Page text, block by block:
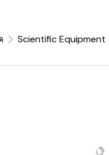
Scientific Equipment